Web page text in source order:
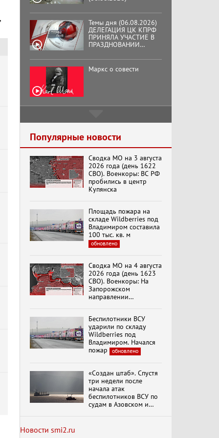
Темы дня (06.08.2026)
ДЕЛЕГАЦИЯ ЦК КПРФ
ПРИНЯЛА УЧАСТИЕ В
ПРАЗДНОВАНИИ
ТРЕТЬЕЙ ГОДОВЩИНЫ
ОСВОБОЖДЕНИЯ ОРЛА
ОТ НЕМЕЦКО-
Маркс о совести
кооператор
Хук слева:
«Додоговаривались...»
(11.06.2026)
Бренды Советской
эпохи "Гжель"
«Изменимся или
вымрем»
К ГРАЖДАНАМ
Г.А. Зюганова,
Председателя ЦК
КПРФ Руководителя
фракции КПРФ в
Государственной Думе
РФ (28.07.2026)
Документальный
фильм "Империализм и
Бить смелее!
В.Баранец, В.Дандыкин,
А.Матвийчук, К.Сивков
Популярные новости
Сводка МО на 3 августа
2026 года (день 1622
СВО). Военкоры: ВС РФ
пробились в центр
Купянска
Площадь пожара на
складе Wildberries под
Владимиром составила
100 тыс. кв. м
обновлено
Сводка МО на 4 августа
2026 года (день 1623
СВО). Военкоры: На
Запорожском
направлении
Степногорска
Беспилотники ВСУ
ударили по складу
Wildberries под
Владимиром. Начался
пожар
обновлено
«Создан штаб». Спустя
три недели после
начала атак
беспилотников ВСУ по
судам в Азовском и
Новости smi2.ru